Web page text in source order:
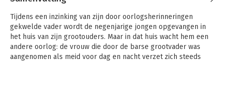
Tijdens een inzinking van zijn door oorlogsherinneringen
gekwelde vader wordt de negenjarige jongen opgevangen in
het huis van zijn grootouders. Maar in dat huis wacht hem een
andere oorlog: de vrouw die door de barse grootvader was
aangenomen als meid voor dag en nacht verzet zich steeds